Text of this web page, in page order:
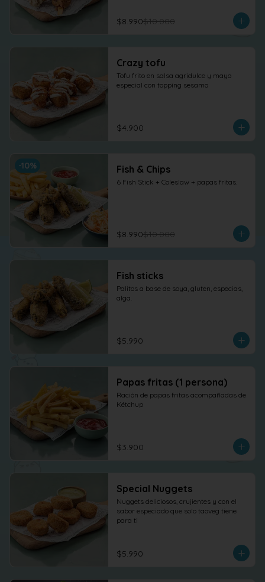
$8.990$10.000
Crazy tofu
Tofu frito en salsa agridulce y mayo
especial con topping sesamo
$4.900
-10% Fish & Chips
6 Fish Stick + Coleslaw + papas fritas.
$8.990$10.000
Fish sticks
Palitos a base de soya, gluten, especias,
alga.
$5.990
Papas fritas (1 persona)
Ración de papas fritas acompañadas de
Kétchup
$3.900
Special Nuggets
Nuggets deliciosos, crujientes y con el
sabor especiado que solo taoveg tiene
para ti
$5.990